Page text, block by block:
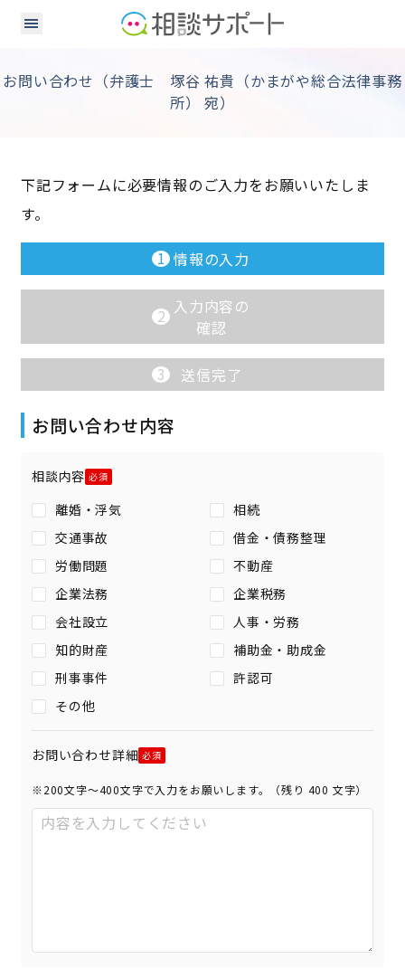
お問い合わせ（弁護士 塚谷 祐貴（かまがや総合法律事務
所） 宛）
下記フォームに必要情報のご入力をお願いいたしま
す。
1 情報の入力
2 入力内容の
確認
3 送信完了
お問い合わせ内容
相談内容
離婚・浮気
相続
交通事故
借金・債務整理
労働問題
不動産
企業法務
企業税務
会社設立
人事・労務
知的財産
補助金・助成金
刑事事件
許認可
その他
お問い合わせ詳細
※200文字〜400文字で入力をお願いします。（残り 400 文字）